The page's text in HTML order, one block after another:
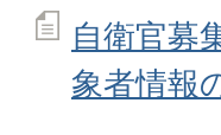
自衛官募
象者情報